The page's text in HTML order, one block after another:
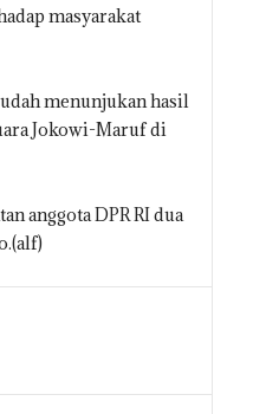
masyarakat
menunjukan hasil
Jokowi-Maruf di
anggota DPR RI dua